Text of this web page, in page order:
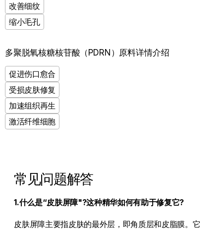
改善细纹
缩小毛孔
多聚脱氧核糖核苷酸（PDRN）原料详情介绍
促进伤口愈合
受损皮肤修复
加速组织再生
激活纤维细胞
常见问题解答
1.什么是“皮肤屏障"?这种精华如何有助于修复它?
皮肤屏障主要指皮肤的最外层，即角质层和皮脂膜。它